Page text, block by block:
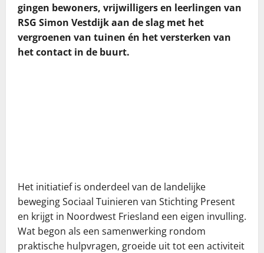
gingen bewoners, vrijwilligers en leerlingen van
RSG Simon Vestdijk aan de slag met het
vergroenen van tuinen én het versterken van
het contact in de buurt.
Het initiatief is onderdeel van de landelijke
beweging Sociaal Tuinieren van Stichting Present
en krijgt in Noordwest Friesland een eigen invulling.
Wat begon als een samenwerking rondom
praktische hulpvragen, groeide uit tot een activiteit